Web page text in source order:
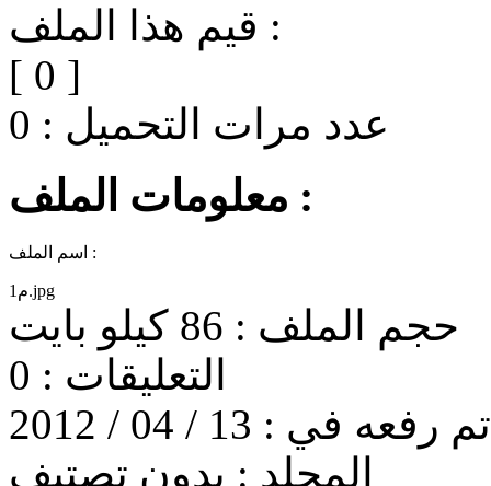
قيم هذا الملف :
[ 0 ]
عدد مرات التحميل : 0
معلومات الملف :
اسم الملف :
م1.jpg
حجم الملف : 86 كيلو بايت
التعليقات : 0
تم رفعه في : 13 / 04 / 2012
المجلد : بدون تصتيف